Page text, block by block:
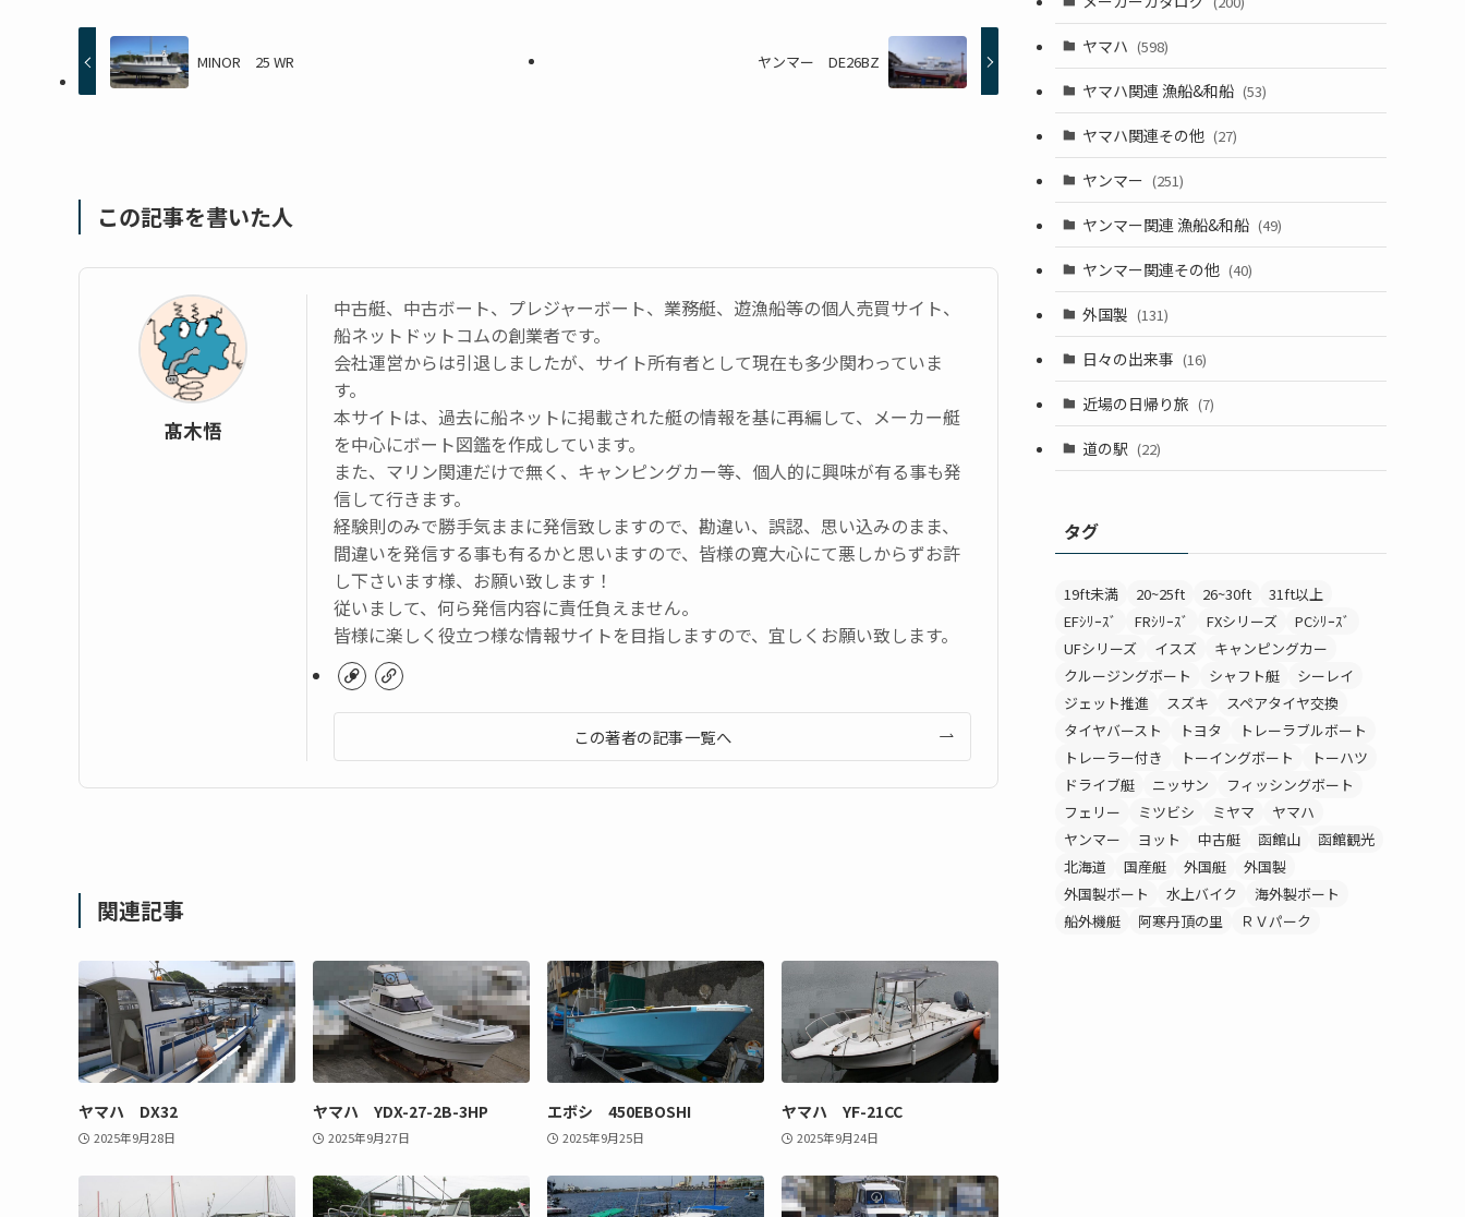
MINOR 25 WR ヤンマー DE26BZ
この記事を書いた人
髙木悟
中古艇、中古ボート、プレジャーボート、業務艇、遊漁船等の個人売買サイト、
船ネットドットコムの創業者です。
会社運営からは引退しましたが、サイト所有者として現在も多少関わっていま
す。
本サイトは、過去に船ネットに掲載された艇の情報を基に再編して、メーカー艇
を中心にボート図鑑を作成しています。
また、マリン関連だけで無く、キャンピングカー等、個人的に興味が有る事も発
信して行きます。
経験則のみで勝手気ままに発信致しますので、勘違い、誤認、思い込みのまま、
間違いを発信する事も有るかと思いますので、皆様の寛大心にて悪しからずお許
し下さいます様、お願い致します！
従いまして、何ら発信内容に責任負えません。
皆様に楽しく役立つ様な情報サイトを目指しますので、宜しくお願い致します。
この著者の記事一覧へ
関連記事
ヤマハ DX32
2025年9月28日
ヤマハ YDX-27-2B-3HP
2025年9月27日
エボシ 450EBOSHI
2025年9月25日
ヤマハ YF-21CC
2025年9月24日
ヤマハ (598)
ヤマハ関連 漁船&和船 (53)
ヤマハ関連その他 (27)
ヤンマー (251)
ヤンマー関連 漁船&和船 (49)
ヤンマー関連その他 (40)
外国製 (131)
日々の出来事 (16)
近場の日帰り旅 (7)
道の駅 (22)
タグ
19ft未満 20~25ft 26~30ft
31ft以上
EFｼﾘｰｽﾞ
FRｼﾘｰｽﾞ FXシリーズ
PCｼﾘｰｽﾞ
UFシリーズ
イスズ
キャンピングカー
クルージングボート
シャフト艇
シーレイ
ジェット推進
スズキ
スペアタイヤ交換
タイヤバースト
トヨタ
トレーラブルボート
トレーラー付き
トーイングボート
トーハツ
ドライブ艇
ニッサン
フィッシングボート
フェリー
ミツビシ ミヤマ
ヤマハ
ヤンマー
ヨット 中古艇 函館山
函館観光
北海道
国産艇 外国艇
外国製
外国製ボート
水上バイク
海外製ボート
船外機艇
阿寒丹頂の里 ＲＶパーク